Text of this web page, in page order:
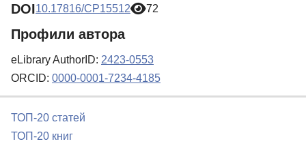
DOI10.17816/CP15512 72
Профили автора
eLibrary AuthorID: 2423-0553
ORCID: 0000-0001-7234-4185
ТОП-20 статей
ТОП-20 книг